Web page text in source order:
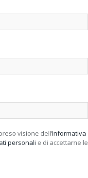
visione dell’Informativa
personali e di accettarne le